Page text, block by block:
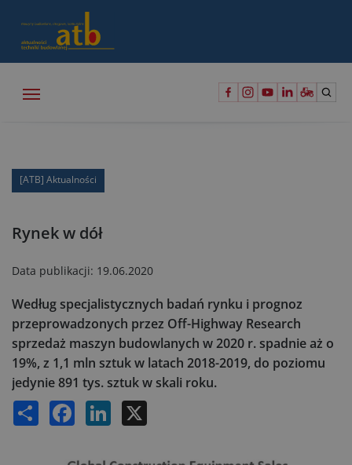
[ATB] Aktualności
Rynek w dół
Data publikacji: 19.06.2020
Według specjalistycznych badań rynku i prognoz
przeprowadzonych przez Off-Highway Research
sprzedaż maszyn budowlanych w 2020 r. spadnie aż o
19%, z 1,1 mln sztuk w latach 2018-2019, do poziomu
jedynie 891 tys. sztuk w skali roku.
Share Facebook LinkedIn